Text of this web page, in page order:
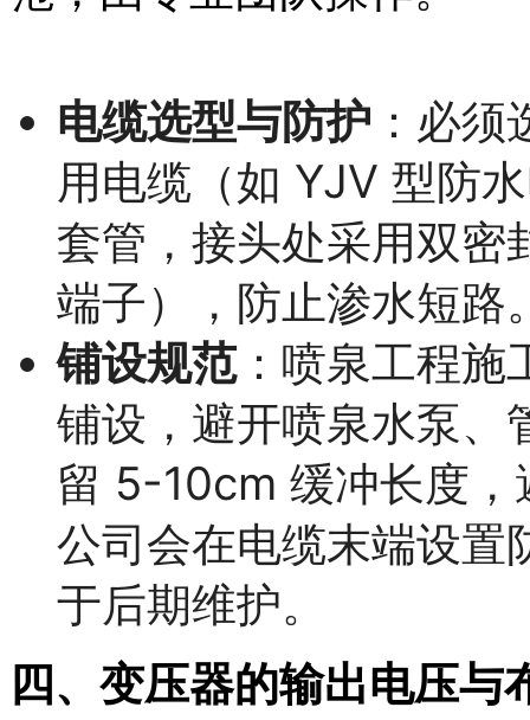
电缆选型与防护 ：必
用电缆（如 YJV 型防
套管，接头处采用双密
端子），防止渗水短路
铺设规范：喷泉工程施
铺设，避开喷泉水泵、
留 5-10cm 缓冲长度，
公司会在电缆末端设置
于后期维护。
四、变压器的输出电压与